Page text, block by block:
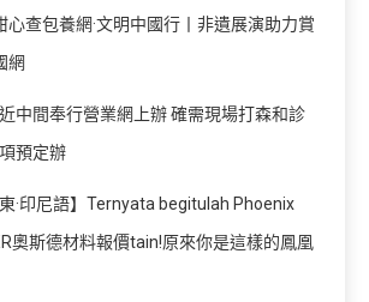
心查包養網·文明中國行丨非遺展演助力賞
網
中間奉行營業網上辦 確需現場打森和診
預定辦
東·印尼語】Ternyata begitulah Phoenix
奧斯德材料報價tain!原來你是這樣的鳳凰